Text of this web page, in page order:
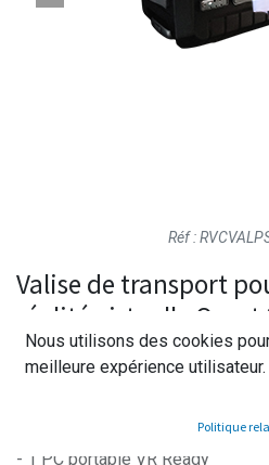
Réf :
Valise de transport
réalité virtuelle Quest
Valise de transport pour Casque
- 1 PC portable VR Ready
Nous utilisons des cookies
meilleure expérience utilisateur.
Politique